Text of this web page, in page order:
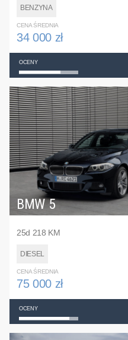
BENZYNA
CENA ŚREDNIA
34 000 zł
OCENY
BMW 5
25d 218 KM
DIESEL
CENA ŚREDNIA
75 000 zł
OCENY